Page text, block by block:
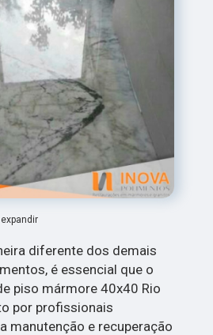
diferente dos demais
é essencial que o
piso mármore 40x40 Rio
por profissionais
manutenção e recuperação